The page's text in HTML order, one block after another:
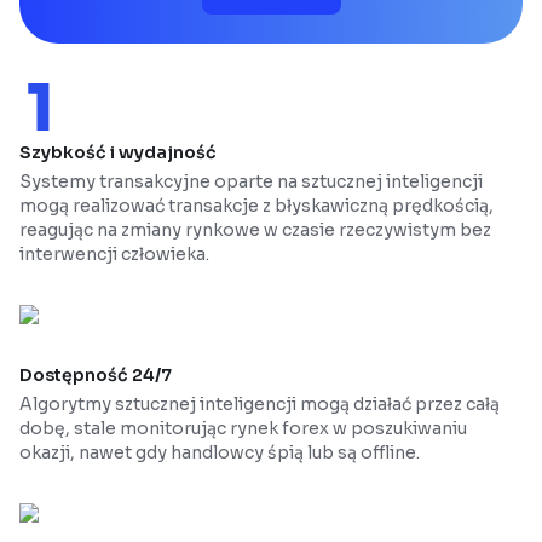
Szybkość i wydajność
Systemy transakcyjne oparte na sztucznej inteligencji
mogą realizować transakcje z błyskawiczną prędkością,
reagując na zmiany rynkowe w czasie rzeczywistym bez
interwencji człowieka.
Dostępność 24/7
Algorytmy sztucznej inteligencji mogą działać przez całą
dobę, stale monitorując rynek forex w poszukiwaniu
okazji, nawet gdy handlowcy śpią lub są offline.